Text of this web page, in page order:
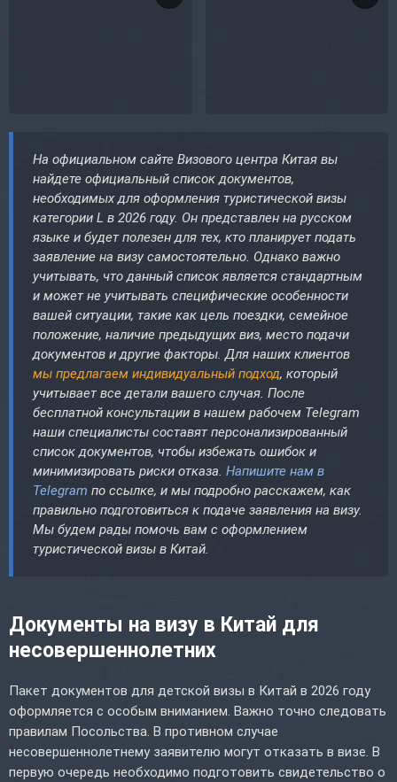
На официальном сайте Визового центра Китая вы
найдете официальный список документов,
необходимых для оформления туристической визы
категории L в 2026 году. Он представлен на русском
языке и будет полезен для тех, кто планирует подать
заявление на визу самостоятельно. Однако важно
учитывать, что данный список является стандартным
и может не учитывать специфические особенности
вашей ситуации, такие как цель поездки, семейное
положение, наличие предыдущих виз, место подачи
документов и другие факторы. Для наших клиентов
мы предлагаем индивидуальный подход, который
учитывает все детали вашего случая. После
бесплатной консультации в нашем рабочем Telegram
наши специалисты составят персонализированный
список документов, чтобы избежать ошибок и
минимизировать риски отказа. Напишите нам в
Telegram по ссылке, и мы подробно расскажем, как
правильно подготовиться к подаче заявления на визу.
Мы будем рады помочь вам с оформлением
туристической визы в Китай.
Документы на визу в Китай для
несовершеннолетних
Пакет документов для детской визы в Китай в 2026 году
оформляется с особым вниманием. Важно точно следовать
правилам Посольства. В противном случае
несовершеннолетнему заявителю могут отказать в визе. В
первую очередь необходимо подготовить свидетельство о